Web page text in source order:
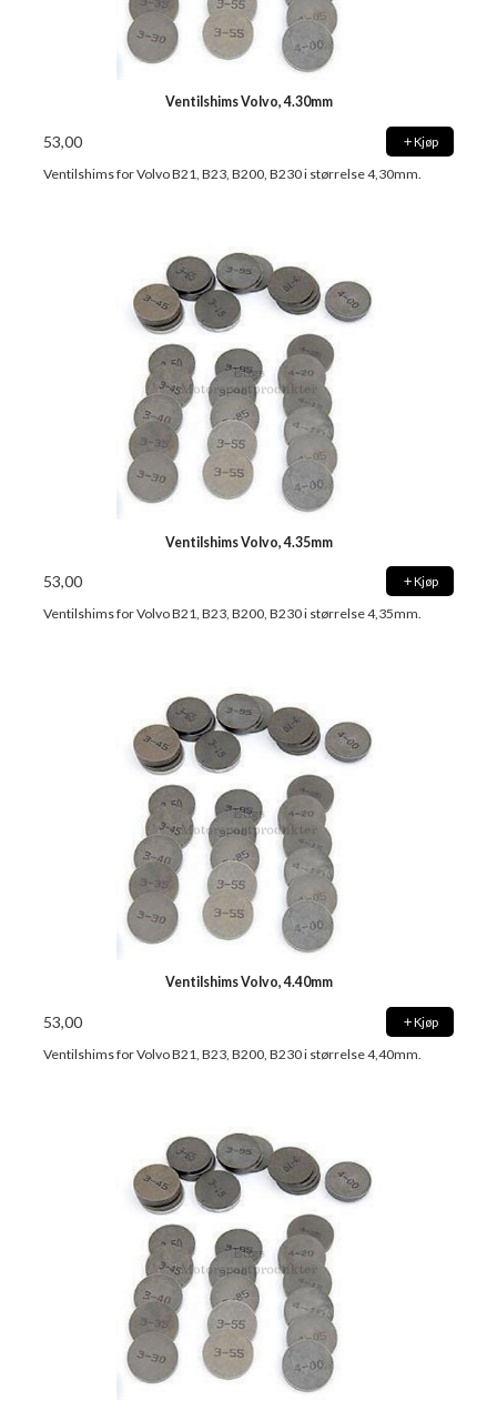
Ventilshims Volvo, 4.30mm
53,00 Kjøp
Ventilshims for Volvo B21, B23, B200, B230 i størrelse 4,30mm.
Ventilshims Volvo, 4.35mm
53,00 Kjøp
Ventilshims for Volvo B21, B23, B200, B230 i størrelse 4,35mm.
Ventilshims Volvo, 4.40mm
53,00 Kjøp
Ventilshims for Volvo B21, B23, B200, B230 i størrelse 4,40mm.